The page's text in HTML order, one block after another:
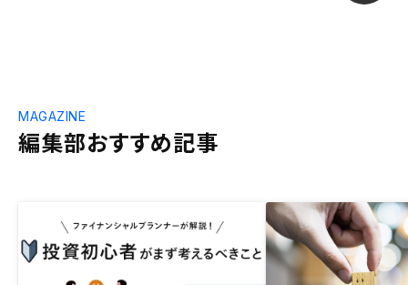
編集部おすすめ記事
MAGAZINE